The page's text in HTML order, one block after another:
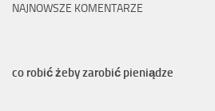
NAJNOWSZE KOMENTARZE
co robić żeby zarobić pieniądze